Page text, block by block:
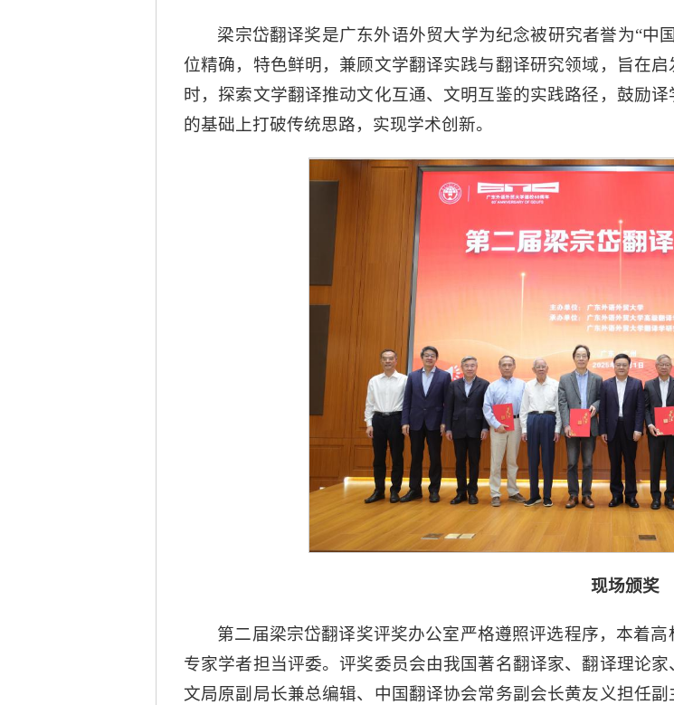
梁宗岱翻译奖是广东外语外贸大学为纪念被研究者誉为“中
位精确，特色鲜明，兼顾文学翻译实践与翻译研究领域，旨在
时，探索文学翻译推动文化互通、文明互鉴的实践路径，鼓励
的基础上打破传统思路，实现学术创新。
现场颁奖
第二届梁宗岱翻译奖评奖办公室严格遵照评选程序，本着
专家学者担当评委。评奖委员会由我国著名翻译家、翻译理论
文局原副局长兼总编辑、中国翻译协会常务副会长黄友义担任